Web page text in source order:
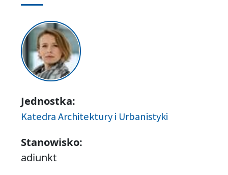
Jednostka:
Katedra Architektury i Urbanistyki
Stanowisko:
adiunkt